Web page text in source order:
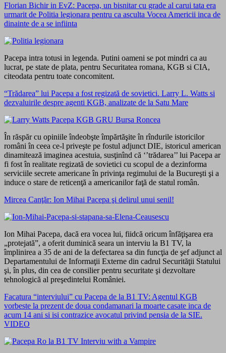
Florian Bichir in EvZ: Pacepa, un bisnitar cu grade al carui tata era
urmarit de Politia legionara pentru ca asculta Vocea Americii inca de
dinainte de a se infiinta
Pacepa intra totusi in legenda. Putini oameni se pot mindri ca au
lucrat, pe state de plata, pentru Securitatea romana, KGB si CIA,
citeodata pentru toate concomitent.
“Trădarea” lui Pacepa a fost regizată de sovietici. Larry L. Watts si
dezvaluirile despre agenti KGB, analizate de la Satu Mare
În răspăr cu opiniile îndeobşte împărtăşite în rîndurile istoricilor
români în ceea ce-l priveşte pe fostul adjunct DIE, istoricul american
dinamitează imaginea acestuia, susţinînd că ‘’trădarea’’ lui Pacepa ar
fi fost în realitate regizată de sovietici cu scopul de a dezinforma
serviciile secrete americane în privinţa regimului de la Bucureşti şi a
induce o stare de reticenţă a americanilor faţă de statul român.
Mircea Canţăr: Ion Mihai Pacepa şi delirul unui senil!
Ion Mihai Pacepa, dacă era vocea lui, fiidcă oricum înfăţişarea era
„protejată”, a oferit duminică seara un interviu la B1 TV, la
împlinirea a 35 de ani de la defectarea sa din funcţia de şef adjunct al
Departamentului de Informaţii Externe din cadrul Securităţii Statului
şi, în plus, din cea de consilier pentru securitate şi dezvoltare
tehnologică al preşedintelui României.
Facatura “interviului” cu Pacepa de la B1 TV: Agentul KGB
vorbeste la prezent de doua condamanari la moarte casate inca de
acum 14 ani si isi contrazice avocatul privind pensia de la SIE.
VIDEO